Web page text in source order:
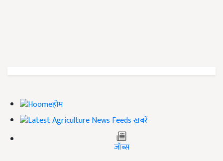
होम
ख़बरें
जॉब्स